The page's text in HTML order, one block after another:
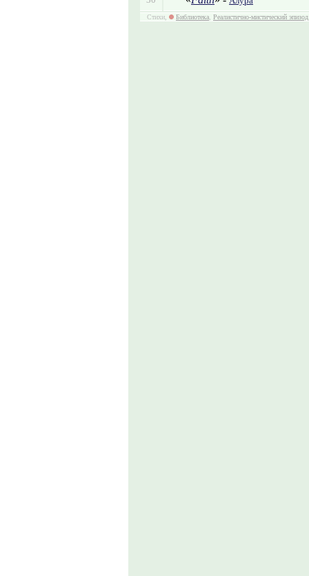
Стихи, Библиотека Реалистично-мистический эпизод